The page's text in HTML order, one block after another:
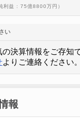
利益 : 75億8800万円）
い
決算情報をご存知
よりご連絡ください。
報